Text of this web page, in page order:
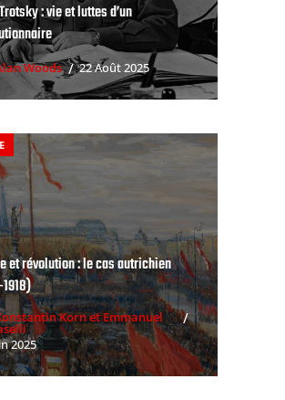
: vie et luttes d’un
Woods 22 Août 2025
et révolution : le cas autrichien
Korn et Emmanuel
2025